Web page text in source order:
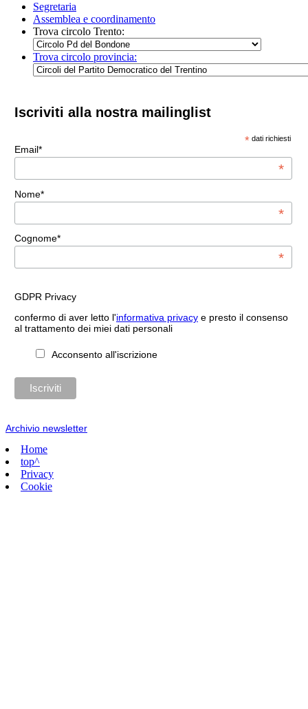
Segretaria
Assemblea e coordinamento
Trova circolo Trento:
Trova circolo provincia:
Iscriviti alla nostra mailinglist
* dati richiesti
Email*
*
Nome*
*
Cognome*
*
GDPR Privacy
confermo di aver letto l'informativa privacye presto il consenso
al trattamento dei miei dati personali
Acconsento all'iscrizione
Archivio newsletter
Home
top^
Privacy
Cookie